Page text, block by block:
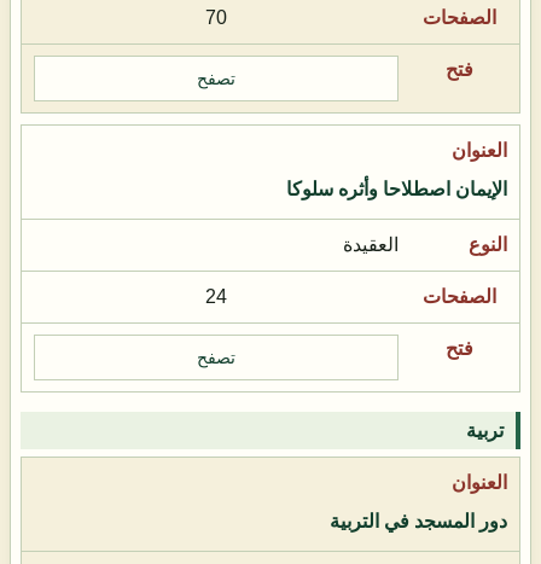
70
تصفح
الإيمان اصطلاحا وأثره سلوكا
العقيدة
24
تصفح
تربية
دور المسجد في التربية